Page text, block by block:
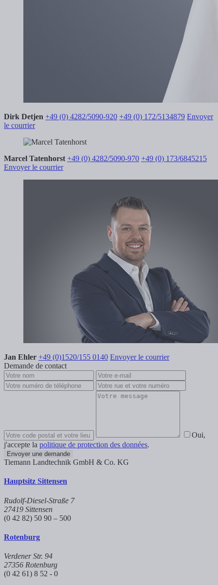
Dirk Detjen +49 (0) 4282/5090-920 +49 (0) 172/5134879 Envoyer
le courrier
Marcel Tatenhorst +49 (0) 4282/5090-970 +49 (0) 173/6845215
Envoyer le courrier
Jan Ehler +49 (0)1520/155 0140 Envoyer le courrier
Demande de contact
Oui,
j'accepte la politique de protection des données.
Envoyer une demande
Tiemann Landtechnik GmbH & Co. KG
Hauptsitz Sittensen
Rudolf-Diesel-Straße 7
27419 Sittensen
(0 42 82) 50 90 – 500
Rotenburg
Verdener Str. 94
27356 Rotenburg
(0 42 61) 8 52 - 0